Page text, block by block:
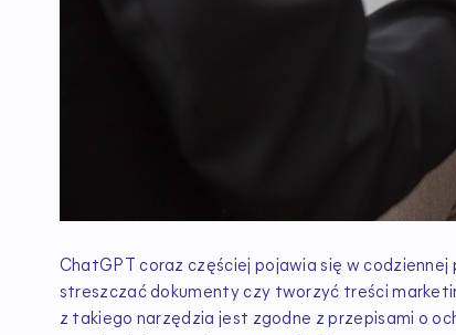
ChatGPT coraz częściej pojawia się w
streszczać dokumenty czy tworzyć treści
z takiego narzędzia jest zgodne z przepisami o